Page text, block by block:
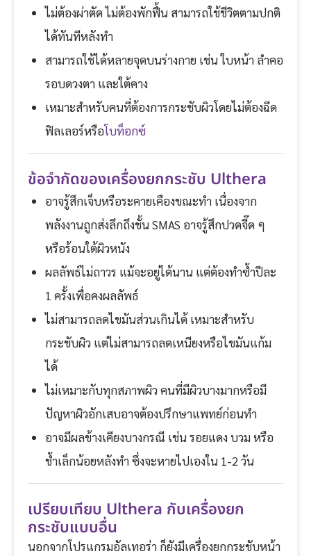
ไม่ต้องผ่าตัด ไม่ต้องพักฟื้น สามารถใช้ชีวิตตามปกติ
ได้ทันทีหลังทำ
สามารถใช้ได้หลายจุดบนร่างกาย เช่น ใบหน้า ลำคอ
รอบดวงตา และใต้คาง
เหมาะสำหรับคนที่ต้องการกระชับผิวโดยไม่ต้องฉีด
ฟิลเลอร์หรือโบท็อกซ์
ข้อจำกัดของเครื่องยกกระชับ Ulthera
อาจรู้สึกเจ็บหรือระคายเคืองขณะทำ เนื่องจาก
พลังงานถูกส่งลึกถึงชั้น SMAS อาจรู้สึกปวดจี๊ด ๆ
หรือร้อนใต้ผิวหนัง
ผลลัพธ์ไม่ถาวร แม้จะอยู่ได้นาน แต่ต้องทำซ้ำปีละ
1 ครั้งเพื่อคงผลลัพธ์
ไม่สามารถลดไขมันส่วนเกินได้ เหมาะสำหรับ
กระชับผิว แต่ไม่สามารถลดเหนียงหรือไขมันแก้ม
ได้
ไม่เหมาะกับทุกสภาพผิว คนที่มีผิวบางมากหรือมี
ปัญหาผิวอักเสบอาจต้องปรึกษาแพทย์ก่อนทำ
อาจมีผลข้างเคียงบางกรณี เช่น รอยแดง บวม หรือ
ช้ำเล็กน้อยหลังทำ ซึ่งจะหายไปเองใน 1-2 วัน
เปรียบเทียบ Ulthera กับเครื่องยก
กระชับแบบอื่น
นอกจากโปรแกรมอัลเทอร่า ก็ยังมีเครื่องยกกระชับหน้า